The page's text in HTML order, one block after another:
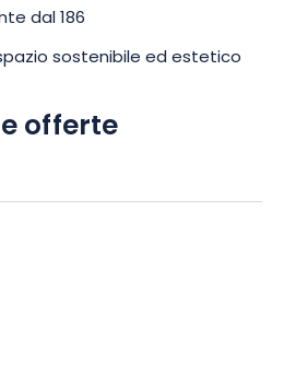
dal 186
sostenibile ed estetico
offerte